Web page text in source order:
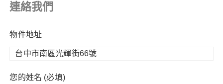
連絡我們
物件地址
您的姓名 (必填)